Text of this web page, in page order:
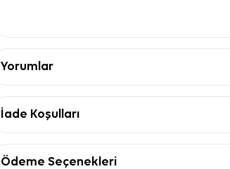
Yorumlar
İade Koşulları
Ödeme Seçenekleri